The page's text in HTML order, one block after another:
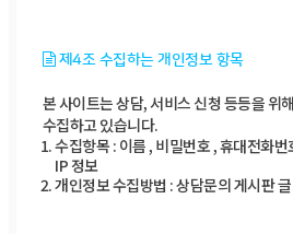
제4조 수집하는 개인정보 항목
본 사이트는 상담, 서비스 신청 등등을 위
수집하고 있습니다.
수집항목 : 이름 , 비밀번호 , 휴대전화
IP 정보
개인정보 수집방법 : 상담문의 게시판